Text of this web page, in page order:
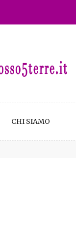
CHI SIAMO